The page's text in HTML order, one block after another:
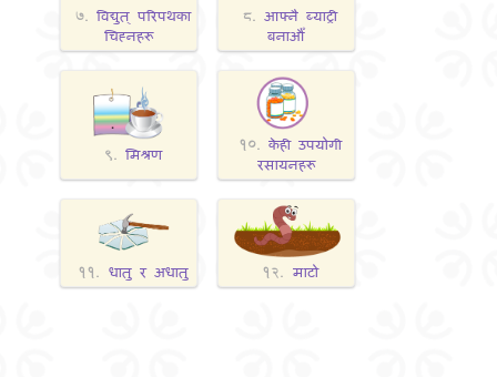
७. विद्युत् परिपथका
चिह्‍नहरू
८. आफ्‍नै ब्‍याट्री
बनाऔँ
९. मिश्रण १०. केही उपयोगी
रसायनहरू
११. धातु र अधातु १२. माटो